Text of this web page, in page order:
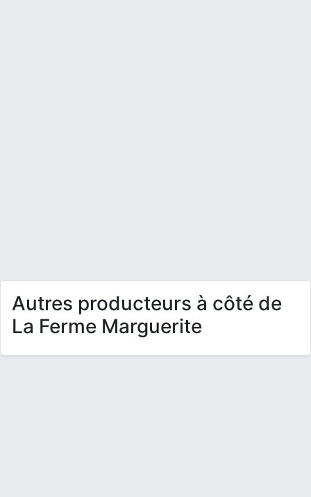
Autres producteurs à côté de
La Ferme Marguerite